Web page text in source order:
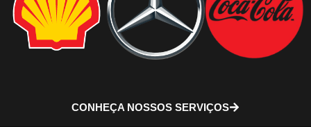
CONHEÇA NOSSOS SERVIÇOS